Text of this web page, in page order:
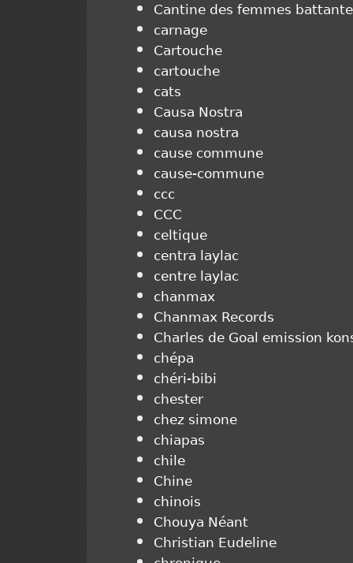
Cantine des femmes
carnage
Cartouche
cartouche
cats
Causa Nostra
causa nostra
cause commune
cause-commune
ccc
CCC
celtique
centra laylac
centre laylac
chanmax
Chanmax Records
Charles de Goal emission
chépa
chéri-bibi
chester
chez simone
chiapas
chile
Chine
chinois
Chouya Néant
Christian Eudeline